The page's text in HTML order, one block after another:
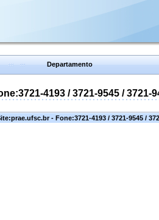
Departamento
4193 / 3721-9545 / 3721-
- Fone:3721-4193 / 3721-9545 /